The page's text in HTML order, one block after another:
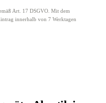
Art. 17 DSGVO. Mit dem
innerhalb von 7 Werktagen